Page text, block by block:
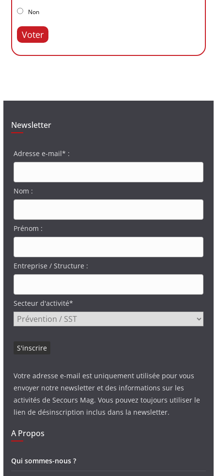
Non
Voter
Newsletter
Adresse e-mail* :
Nom :
Prénom :
Entreprise / Structure :
Secteur d'activité*
Votre adresse e-mail est uniquement utilisée pour vous
envoyer notre newsletter et des informations sur les
activités de Secours Mag. Vous pouvez toujours utiliser le
lien de désinscription inclus dans la newsletter.
A Propos
Qui sommes-nous ?